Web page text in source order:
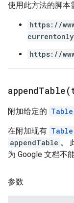
使用此方法的脚本
https://
currentonly
https://
appendTable(
附加给定的 Table
在附加现有 Table
appendTable 。
为 Google 文档不
参数